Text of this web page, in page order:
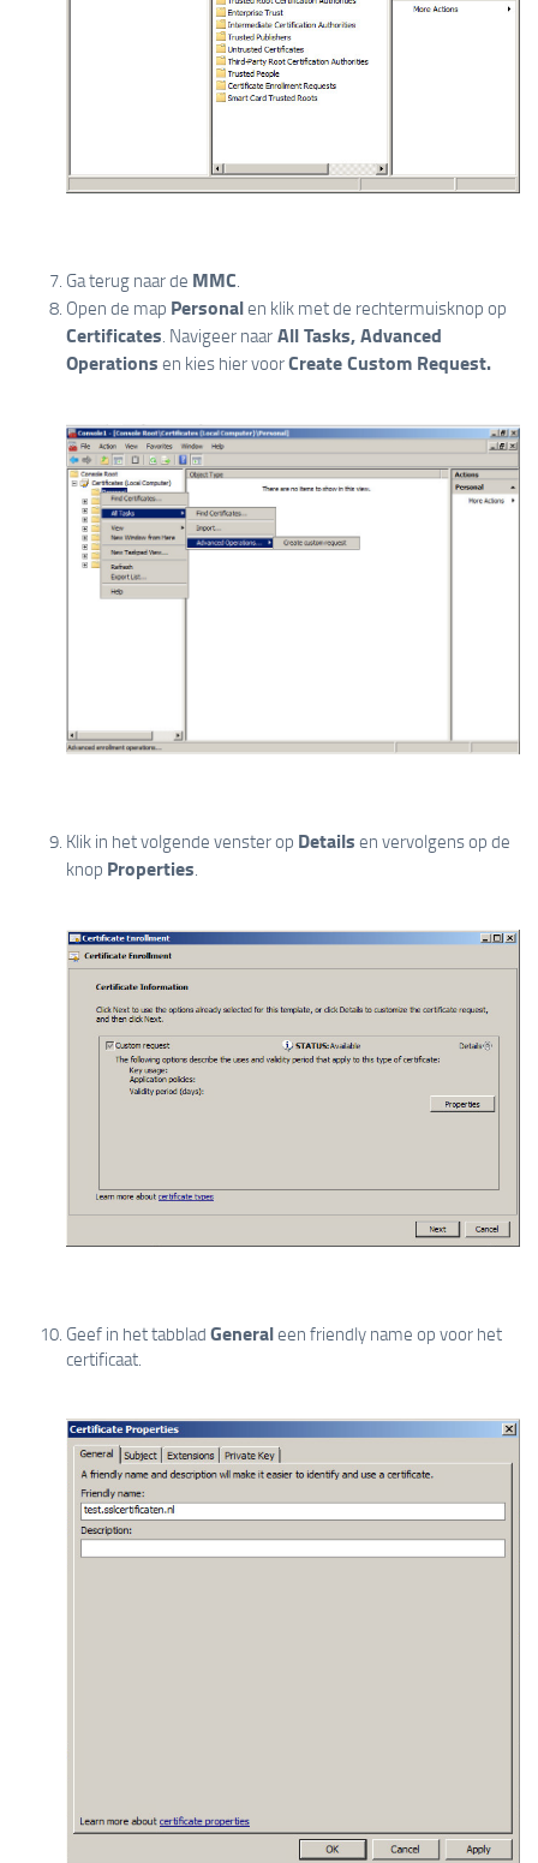
Ga terug naar de MMC.
Open de map Personalen klik met de rechtermuisknop op
Certificates. Navigeer naar All Tasks, Advanced
Operations en kies hier voorCreate Custom Request.
Klik in het volgende venster op Details en vervolgens op de
knop Properties
Geef in het tabblad Generaleen friendly name op voor het
certificaat.